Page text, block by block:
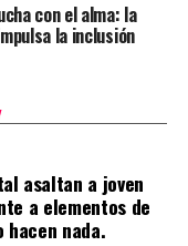
con el alma: la
la inclusión
asaltan a joven
a elementos de
nada.